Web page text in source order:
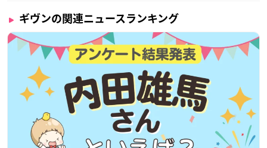
ギヴンの関連ニュースランキング